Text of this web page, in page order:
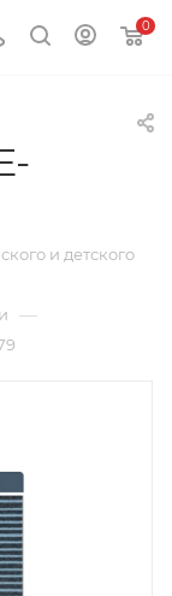
0
и детского
—